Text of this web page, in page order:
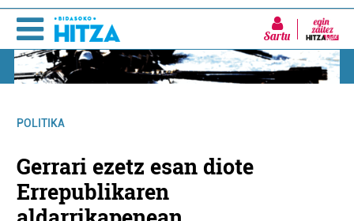
Sartu
POLITIKA
Gerrari ezetz esan diote
Errepublikaren